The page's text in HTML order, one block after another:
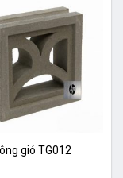
gió TG012